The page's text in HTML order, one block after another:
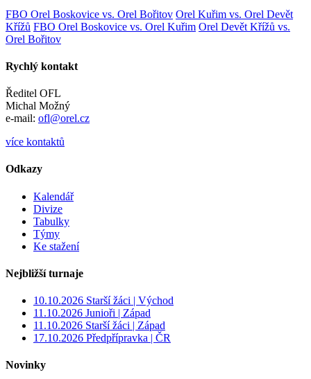
FBO Orel Boskovice vs. Orel Bořitov Orel Kuřim vs. Orel Devět
Křížů FBO Orel Boskovice vs. Orel Kuřim Orel Devět Křížů vs.
Orel Bořitov
Rychlý kontakt
Ředitel OFL
Michal Možný
e-mail: ofl@orel.cz
více kontaktů
Odkazy
Kalendář
Divize
Tabulky
Týmy
Ke stažení
Nejbližší turnaje
10.10.2026 Starší žáci | Východ
11.10.2026 Junioři | Západ
11.10.2026 Starší žáci | Západ
17.10.2026 Předpřípravka | ČR
Novinky